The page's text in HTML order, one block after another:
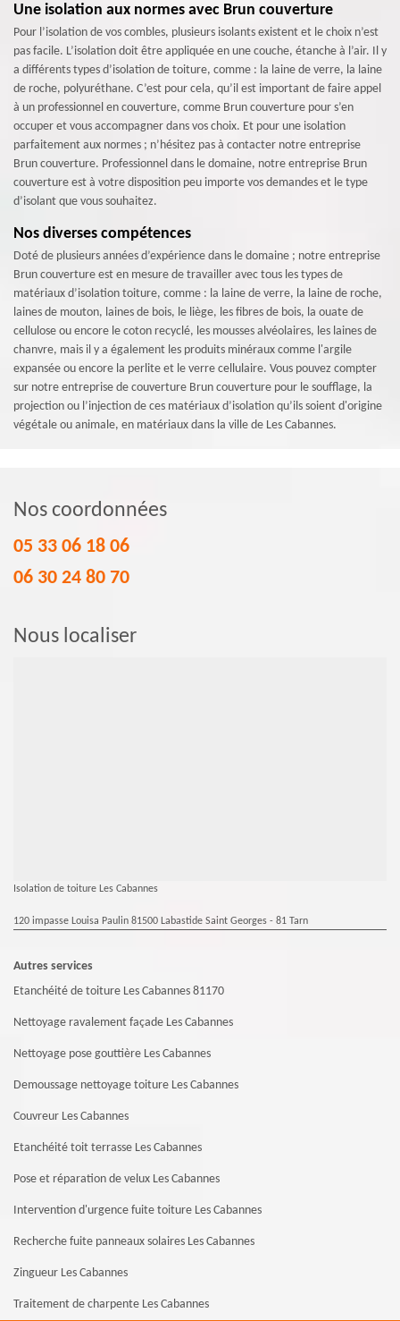
Une isolation aux normes avec Brun couverture
Pour l’isolation de vos combles, plusieurs isolants existent et le choix n’est
pas facile. L’isolation doit être appliquée en une couche, étanche à l’air. Il y
a différents types d’isolation de toiture, comme : la laine de verre, la laine
de roche, polyuréthane. C’est pour cela, qu’il est important de faire appel
à un professionnel en couverture, comme Brun couverture pour s’en
occuper et vous accompagner dans vos choix. Et pour une isolation
parfaitement aux normes ; n’hésitez pas à contacter notre entreprise
Brun couverture. Professionnel dans le domaine, notre entreprise Brun
couverture est à votre disposition peu importe vos demandes et le type
d’isolant que vous souhaitez.
Nos diverses compétences
Doté de plusieurs années d’expérience dans le domaine ; notre entreprise
Brun couverture est en mesure de travailler avec tous les types de
matériaux d’isolation toiture, comme : la laine de verre, la laine de roche,
laines de mouton, laines de bois, le liège, les fibres de bois, la ouate de
cellulose ou encore le coton recyclé, les mousses alvéolaires, les laines de
chanvre, mais il y a également les produits minéraux comme l'argile
expansée ou encore la perlite et le verre cellulaire. Vous pouvez compter
sur notre entreprise de couverture Brun couverture pour le soufflage, la
projection ou l’injection de ces matériaux d’isolation qu’ils soient d'origine
végétale ou animale, en matériaux dans la ville de Les Cabannes.
Nos coordonnées
05 33 06 18 06
06 30 24 80 70
Nous localiser
Isolation de toiture Les Cabannes
120 impasse Louisa Paulin 81500 Labastide Saint Georges - 81 Tarn
Autres services
Etanchéité de toiture Les Cabannes 81170
Nettoyage ravalement façade Les Cabannes
Nettoyage pose gouttière Les Cabannes
Demoussage nettoyage toiture Les Cabannes
Couvreur Les Cabannes
Etanchéité toit terrasse Les Cabannes
Pose et réparation de velux Les Cabannes
Intervention d'urgence fuite toiture Les Cabannes
Recherche fuite panneaux solaires Les Cabannes
Zingueur Les Cabannes
Traitement de charpente Les Cabannes